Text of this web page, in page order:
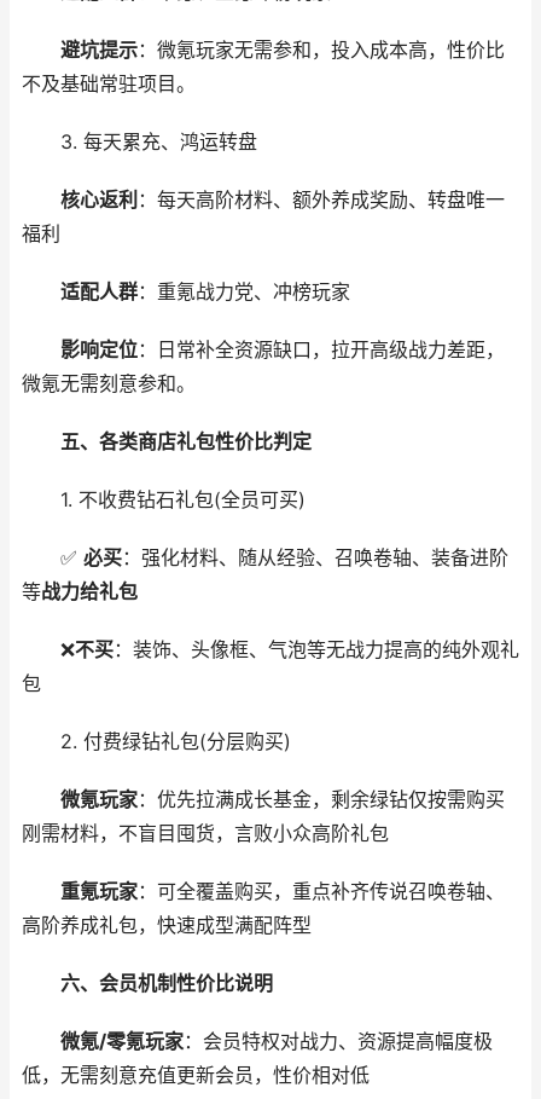
避坑提示：微氪玩家无需参和，投入成本高，性价比
不及基础常驻项目。
3. 每天累充、鸿运转盘
核心返利 ：每天高阶材料、额外养成奖励、转盘唯一
福利
适配人群：重氪战力党、冲榜玩家
影响定位：日常补全资源缺口，拉开高级战力差距，
微氪无需刻意参和。
五、各类商店礼包性价比判定
1. 不收费钻石礼包(全员可买)
✅ 必买：强化材料、随从经验、召唤卷轴、装备进阶
等战力给礼包
❌不买：装饰、头像框、气泡等无战力提高的纯外观礼
包
2. 付费绿钻礼包(分层购买)
微氪玩家：优先拉满成长基金，剩余绿钻仅按需购买
刚需材料，不盲目囤货，言败小众高阶礼包
重氪玩家：可全覆盖购买，重点补齐传说召唤卷轴、
高阶养成礼包，快速成型满配阵型
六、会员机制性价比说明
微氪/零氪玩家：会员特权对战力、资源提高幅度极
低，无需刻意充值更新会员，性价相对低